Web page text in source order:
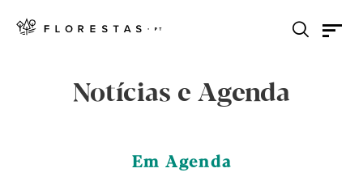
Notícias e Agenda
Em Agenda